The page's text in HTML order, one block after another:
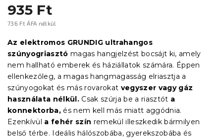
935 Ft
736 Ft ÁFA nélkül
Az elektromos GRUNDIG ultrahangos
szúnyogriasztó magas hangjelzést bocsájt ki, amely
nem hallható emberek és háziállatok számára. Éppen
ellenkezőleg, a magas hangmagasság elriasztja a
szúnyogokat és más rovarokat vegyszer vagy gáz
használata nélkül. Csak szúrja be a riasztót a
konnektorba, és nem kell más miatt aggódnia.
Ezenkívül a fehér szín remekül illeszkedik bármilyen
belső térbe. Ideális hálószobába, gyerekszobába és